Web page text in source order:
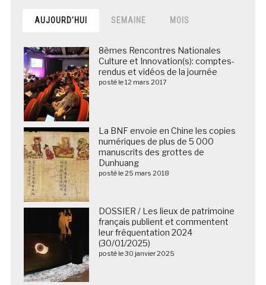
AUJOURD’HUI SEMAINE MOIS
8èmes Rencontres Nationales
Culture et Innovation(s): comptes-
rendus et vidéos de la journée
posté le 12 mars 2017
La BNF envoie en Chine les copies
numériques de plus de 5 000
manuscrits des grottes de
Dunhuang
posté le 25 mars 2018
DOSSIER / Les lieux de patrimoine
français publient et commentent
leur fréquentation 2024
(30/01/2025)
posté le 30 janvier 2025